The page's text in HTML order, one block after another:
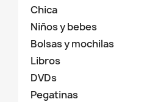
Chica
Niños y bebes
Bolsas y mochilas
Libros
DVDs
Pegatinas